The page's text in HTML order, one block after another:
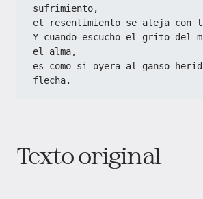
sufrimiento,
Y cuando escucho el grito del
el alma,
es como si oyera al ganso
flecha.
Texto original